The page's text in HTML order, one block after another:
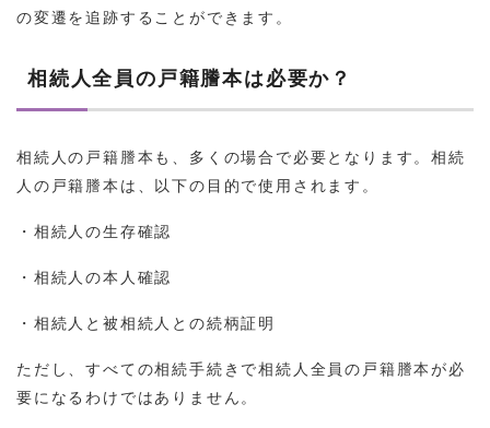
の変遷を追跡することができます。
相続人全員の戸籍謄本は必要か？
相続人の戸籍謄本も、多くの場合で必要となります。相続
人の戸籍謄本は、以下の目的で使用されます。
・相続人の生存確認
・相続人の本人確認
・相続人と被相続人との続柄証明
ただし、すべての相続手続きで相続人全員の戸籍謄本が必
要になるわけではありません。